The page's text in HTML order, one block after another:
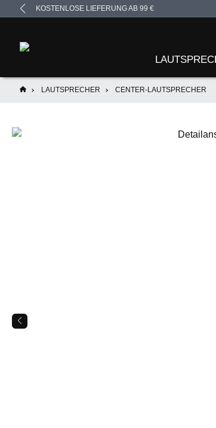
Zur Hauptnavigation springen
KOSTENLOSE LIEFERUNG AB 99 €
LAUTSPRECHER CENTER-LAUTSPRECHER